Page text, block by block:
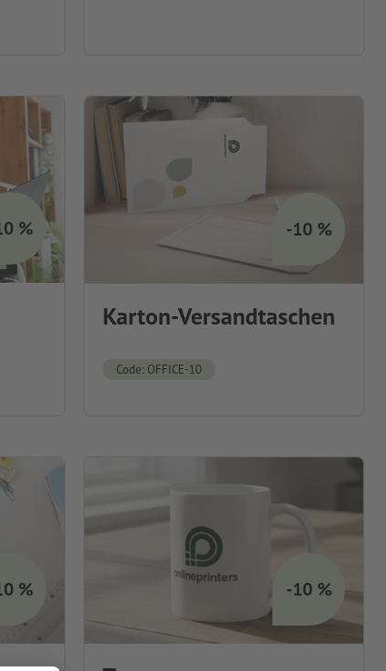
% -10 %
Karton-Versandtaschen
Code: OFFICE-10
% -10 %